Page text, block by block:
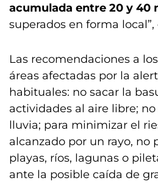
acumulada entre 20 y 40
superados en forma
Las recomendaciones a
áreas afectadas por la
habituales: no sacar la
actividades al aire libre;
lluvia; para minimizar el
alcanzado por un rayo, no
playas, ríos, lagunas o
ante la posible caída de